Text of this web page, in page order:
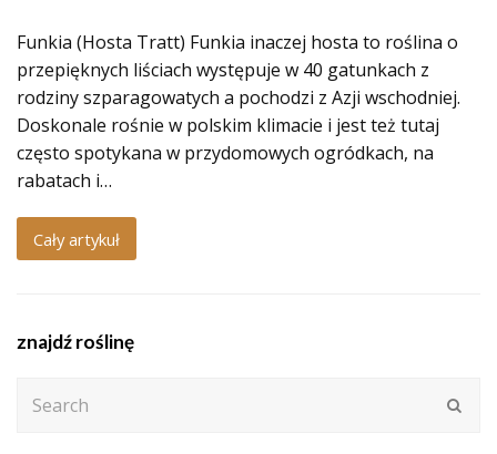
Funkia (Hosta Tratt) Funkia inaczej hosta to roślina o
przepięknych liściach występuje w 40 gatunkach z
rodziny szparagowatych a pochodzi z Azji wschodniej.
Doskonale rośnie w polskim klimacie i jest też tutaj
często spotykana w przydomowych ogródkach, na
rabatach i…
Cały artykuł
znajdź roślinę